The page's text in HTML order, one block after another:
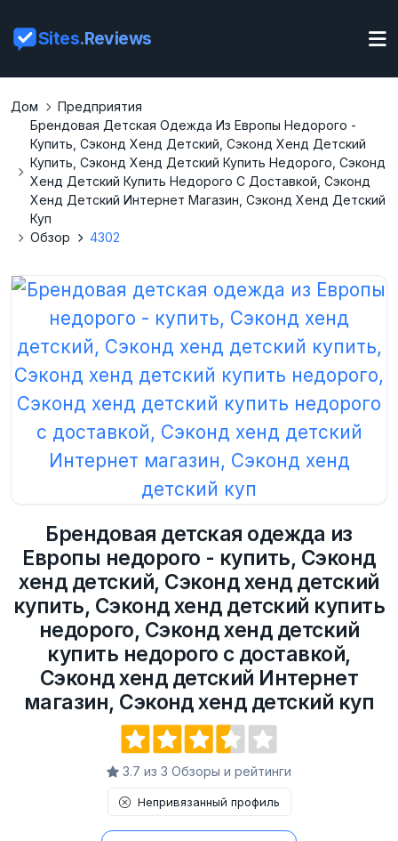
Sites.Reviews
Дом
Предприятия
Брендовая Детская Одежда Из Европы Недорого -
Купить, Сэконд Хенд Детский, Сэконд Хенд Детский
Купить, Сэконд Хенд Детский Купить Недорого, Сэконд
Хенд Детский Купить Недорого С Доставкой, Сэконд
Хенд Детский Интернет Магазин, Сэконд Хенд Детский
Куп
Обзор
4302
Брендовая детская одежда из
Европы недорого - купить, Сэконд
хенд детский, Сэконд хенд детский
купить, Сэконд хенд детский купить
недорого, Сэконд хенд детский
купить недорого с доставкой,
Сэконд хенд детский Интернет
магазин, Сэконд хенд детский куп
3.7 из 3 Обзоры и рейтинги
Непривязанный профиль